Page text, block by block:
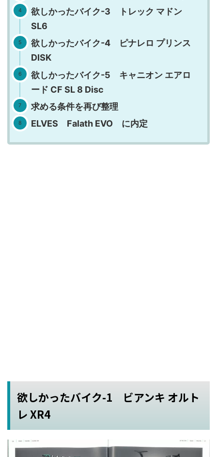
欲しかったバイク-3 トレック マドン
SL6
欲しかったバイク-4 ピナレロ プリンス
DISK
欲しかったバイク-5 キャニオン エアロ
ード CF SL 8 Disc
求める条件を再び整理
ELVES Falath EVO に内定
欲しかったバイク-1 ビアンキ オルト
レ XR4